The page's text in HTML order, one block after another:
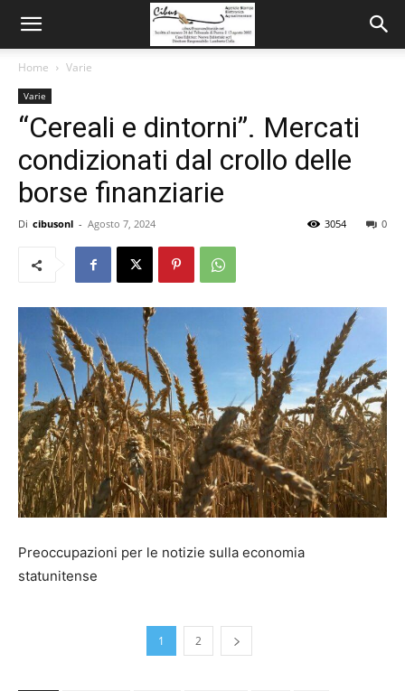
Home Varie
Varie
“Cereali e dintorni”. Mercati
condizionati dal crollo delle
borse finanziarie
Di cibusonl - Agosto 7, 2024 0
3054
Preoccupazioni per le notizie sulla economia
statunitense
1 2